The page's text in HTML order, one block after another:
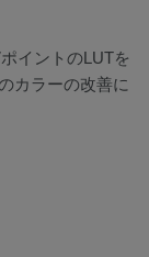
イントのLUTを
カラーの改善に